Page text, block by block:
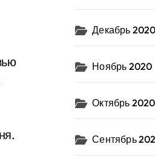
Декабрь 2020
Ноябрь 2020
Октябрь 2020
Сентябрь